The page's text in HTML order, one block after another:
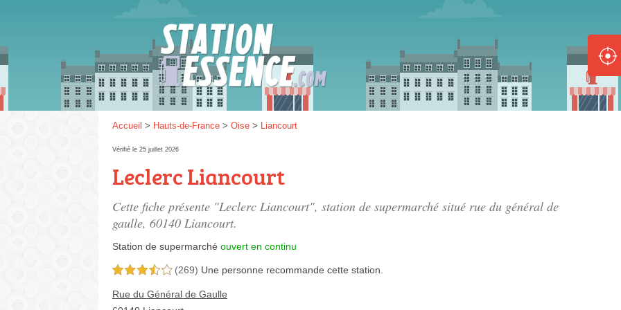
Accueil > Hauts-de-France > Oise > Liancourt
Vérifié le 25 juillet 2026
Leclerc Liancourt
Cette fiche présente "Leclerc Liancourt", station de supermarché situé rue du général de
gaulle, 60140 Liancourt.
Station de supermarché ouvert en continu
3,5 étoiles sur 5 (269) Une personne recommande cette station.
Rue du Général de Gaulle
Gazole :
Disponible Épuisé
SP 98 :
Disponible Épuisé